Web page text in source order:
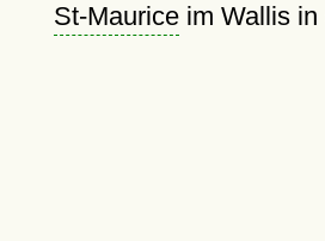
St-Mauriceim Wallis in